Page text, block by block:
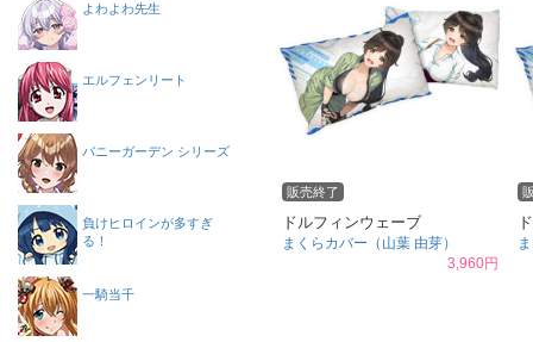
販売終了
ドルフィンウェーブ
まくらカバー（山葉 由芽）
3,960円
よわよわ先生
エルフェンリート
バニーガーデン シリーズ
負けヒロインが多すぎ
る！
一騎当千